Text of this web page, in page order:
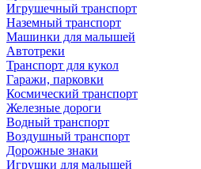
Игрушечный транспорт
Наземный транспорт
Машинки для малышей
Автотреки
Транспорт для кукол
Гаражи, парковки
Космический транспорт
Железные дороги
Водный транспорт
Воздушный транспорт
Дорожные знаки
Игрушки для малышей